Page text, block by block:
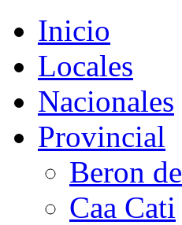
Inicio
Locales
Nacionales
Provincial
Beron
Caa Cati